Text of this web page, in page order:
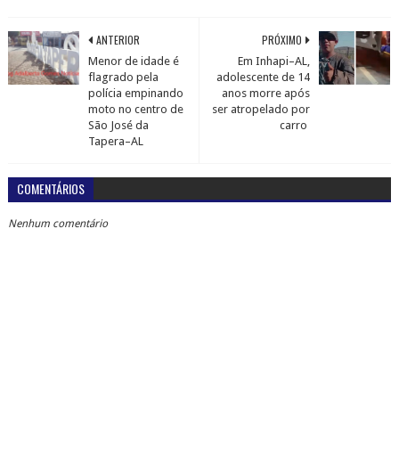
PRÓXIMO
Em Inhapi–AL,
adolescente de 14
anos morre após
ser atropelado por
carro
ANTERIOR
Menor de idade é
flagrado pela
polícia empinando
moto no centro de
São José da
Tapera–AL
COMENTÁRIOS
Nenhum comentário